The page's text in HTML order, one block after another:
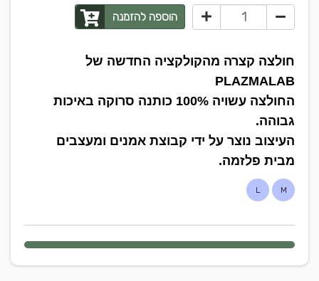
הוספה להזמנה
חולצה קצרה מהקולקציה החדשה של
PLAZMALAB
החולצה עשויה 100% כותנה סרוקה באיכות
גבוהה.
העיצוב נוצר על ידי קבוצת אמנים ומעצבים
מבית פלזמה.
M
L